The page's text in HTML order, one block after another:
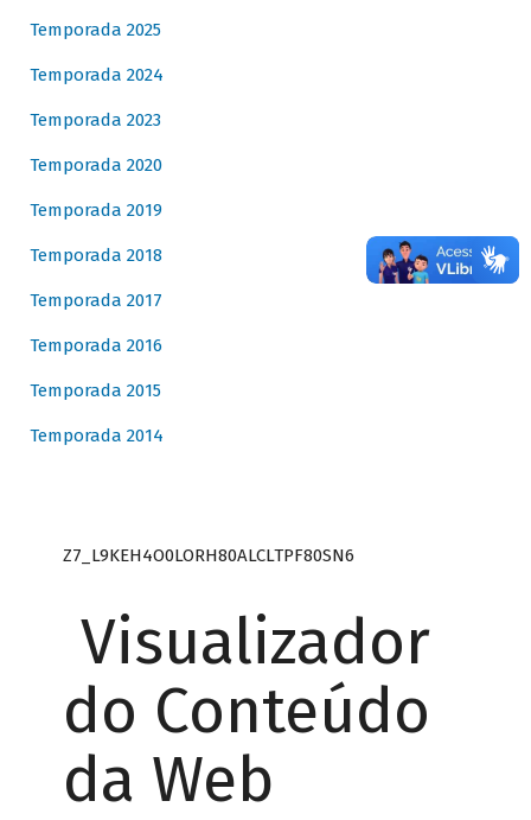
Temporada 2025
Temporada 2024
Temporada 2023
Temporada 2020
Temporada 2019
Temporada 2018
Temporada 2017
Temporada 2016
Temporada 2015
Temporada 2014
Z7_L9KEH4O0LORH80ALCLTPF80SN6
Visualizador
do Conteúdo
da Web